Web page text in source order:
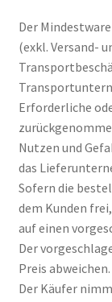
Der
(exkl. Versand-
Erforderliche
Nutzen und
das
Sofern die
dem Kunden
auf einen
Der
Preis abweichen.
Der Käufer